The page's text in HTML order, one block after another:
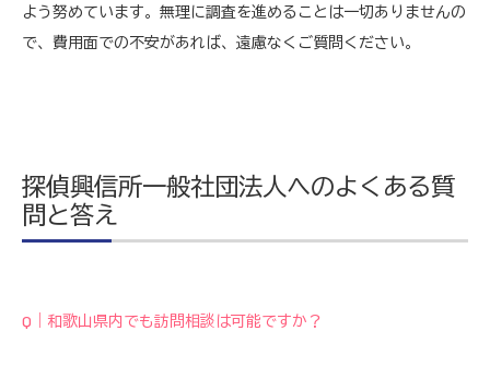
よう努めています。無理に調査を進めることは一切ありませんの
で、費用面での不安があれば、遠慮なくご質問ください。
探偵興信所一般社団法人へのよくある質
問と答え
Q｜和歌山県内でも訪問相談は可能ですか？